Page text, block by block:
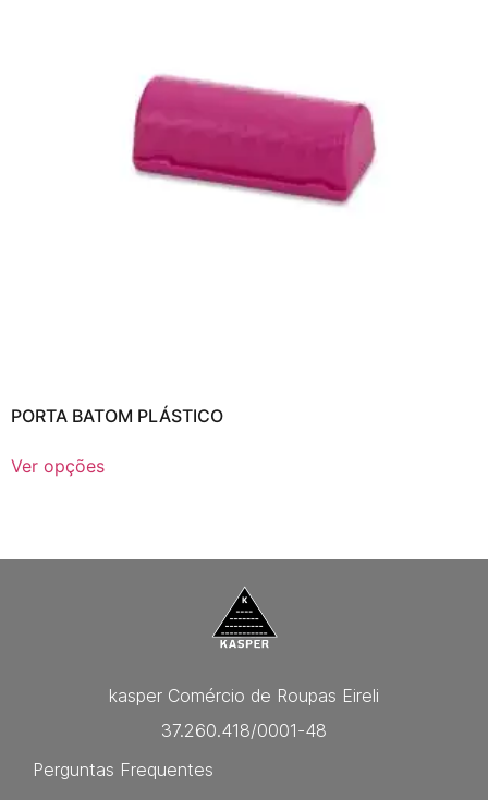
PORTA BATOM PLÁSTICO
Ver opções
kasper Comércio de Roupas Eireli
37.260.418/0001-48
Perguntas Frequentes